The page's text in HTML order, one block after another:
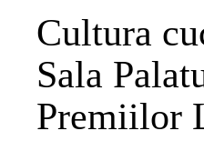
Cultura
Sala
Premiilor